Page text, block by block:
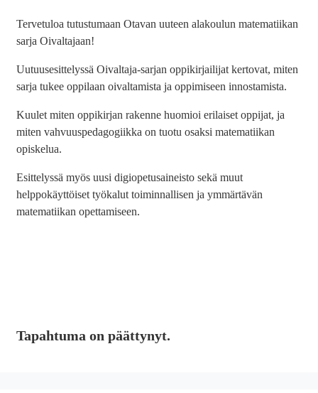
Tervetuloa tutustumaan Otavan uuteen alakoulun matematiikan
sarja Oivaltajaan!
Uutuusesittelyssä Oivaltaja-sarjan oppikirjailijat kertovat, miten
sarja tukee oppilaan oivaltamista ja oppimiseen innostamista.
Kuulet miten oppikirjan rakenne huomioi erilaiset oppijat, ja
miten vahvuuspedagogiikka on tuotu osaksi matematiikan
opiskelua.
Esittelyssä myös uusi digiopetusaineisto sekä muut
helppokäyttöiset työkalut toiminnallisen ja ymmärtävän
matematiikan opettamiseen.
Tapahtuma on päättynyt.